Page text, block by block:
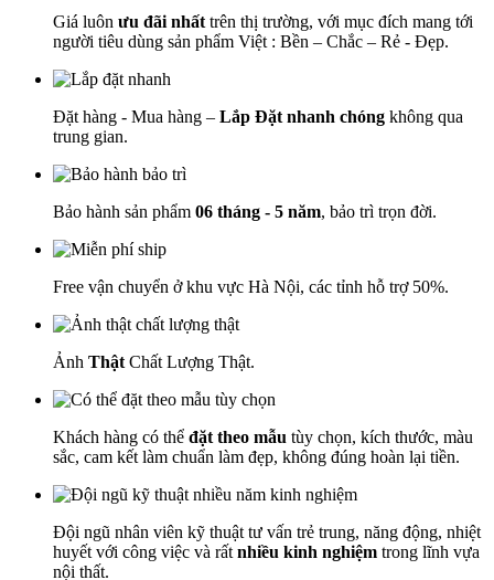
Giá luôn ưu đãi nhất trên thị trường, với mục đích mang tới
người tiêu dùng sản phẩm Việt : Bền – Chắc – Rẻ - Đẹp.
Đặt hàng - Mua hàng – Lắp Đặt nhanh chóng không qua
trung gian.
Bảo hành sản phẩm 06 tháng - 5 năm, bảo trì trọn đời.
Free vận chuyển ở khu vực Hà Nội, các tỉnh hỗ trợ 50%.
Ảnh Thật Chất Lượng Thật.
Khách hàng có thể đặt theo mẫu tùy chọn, kích thước, màu
sắc, cam kết làm chuẩn làm đẹp, không đúng hoàn lại tiền.
Đội ngũ nhân viên kỹ thuật tư vấn trẻ trung, năng động, nhiệt
huyết với công việc và rất nhiều kinh nghiệm trong lĩnh vựa
nội thất.